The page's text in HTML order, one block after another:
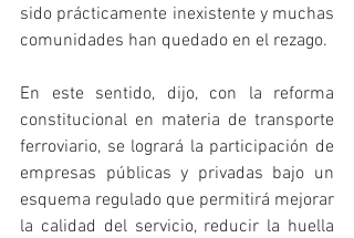
sido prácticamente inexistente y muchas
comunidades han quedado en el rezago.
En este sentido, dijo, con la reforma
constitucional en materia de transporte
ferroviario, se logrará la participación de
empresas públicas y privadas bajo un
esquema regulado que permitirá mejorar
la calidad del servicio, reducir la huella